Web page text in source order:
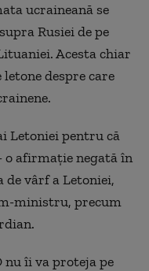
ucraineană se
Rusiei de pe
Acesta chiar
despre care
Letoniei pentru că
o afirmaţie negată în
de vârf a Letoniei,
ministru, precum
nu îi va proteja pe